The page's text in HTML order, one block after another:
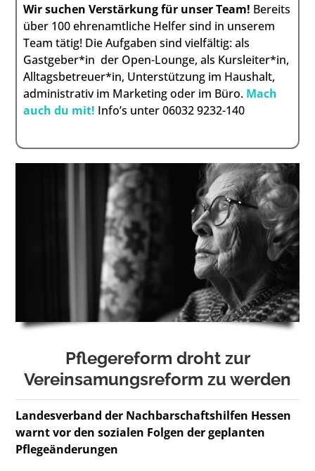
Wir suchen Verstärkung für unser Team! Bereits
über 100 ehrenamtliche Helfer sind in unserem
Team tätig! Die Aufgaben sind vielfältig: als
Gastgeber*in der Open-Lounge, als Kursleiter*in,
Alltagsbetreuer*in, Unterstützung im Haushalt,
administrativ im Marketing oder im Büro. Mach
auch du mit! Info’s unter 06032 9232-140
Pflegereform droht zur
Vereinsamungsreform zu werden
Landesverband der Nachbarschaftshilfen Hessen
warnt vor den sozialen Folgen der geplanten
Pflegeänderungen